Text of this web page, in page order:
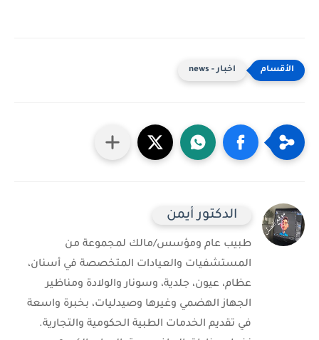
اخبار - news
الدكتور أيمن
طبيب عام ومؤسس/مالك لمجموعة من
المستشفيات والعيادات المتخصصة في أسنان،
عظام، عيون، جلدية، وسونار والولادة ومناظير
الجهاز الهضمي وغيرها وصيدليات، بخبرة واسعة
في تقديم الخدمات الطبية الحكومية والتجارية.